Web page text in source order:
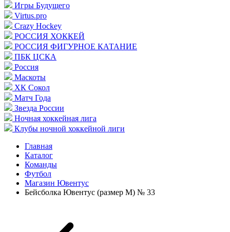
Игры Будущего
Virtus.pro
Crazy Hockey
РОССИЯ ХОККЕЙ
РОССИЯ ФИГУРНОЕ КАТАНИЕ
ПБК ЦСКА
Россия
Маскоты
ХК Сокол
Матч Года
Звезда России
Ночная хоккейная лига
Клубы ночной хоккейной лиги
Главная
Каталог
Команды
Футбол
Магазин Ювентус
Бейсболка Ювентус (размер M) № 33